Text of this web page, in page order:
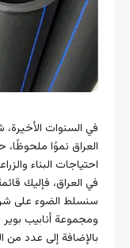
الأخيرة، شهدت
نموًا ملحوظًا، حيث تمثل
البناء والزراعة.
فإليك قائمة
إلى عدد من الشركات